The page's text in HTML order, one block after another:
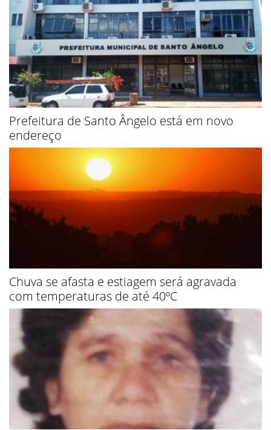
Prefeitura de Santo Ângelo está em novo
endereço
Chuva se afasta e estiagem será agravada
com temperaturas de até 40ºC